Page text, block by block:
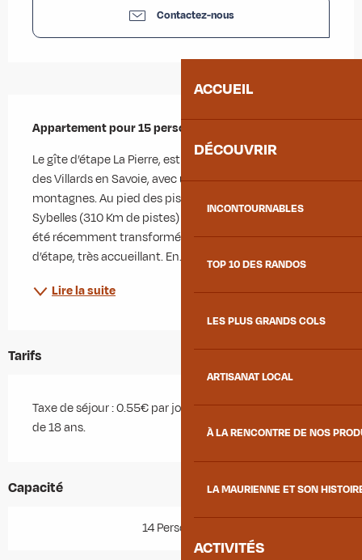
ACCUEIL
DÉCOUVRIR
INCONTOURNABLES
TOP 10 DES RANDOS
LES PLUS GRANDS COLS
ARTISANAT LOCAL
À LA RENCONTRE DE NOS
LA MAURIENNE ET SON
ACTIVITÉS
Contactez-nous
Appartement pour 15 personnes.
Le gîte d’étape La Pierre, est situé à Saint Colomban
des Villards en Savoie, avec une vue imprenable sur les
montagnes. Au pied des pistes du domaine skiable des
Sybelles (310 Km de pistes) Cette maison de village a
été récemment transformée avec goût en un gîte
d’étape, très accueillant. En...
Lire la suite
Tarifs
Taxe de séjour : 0.55€ par jour et par personne de plus
de 18 ans.
Capacité
14 Personne(s)